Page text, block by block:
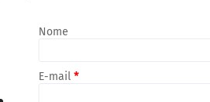
Nome
E-mail *